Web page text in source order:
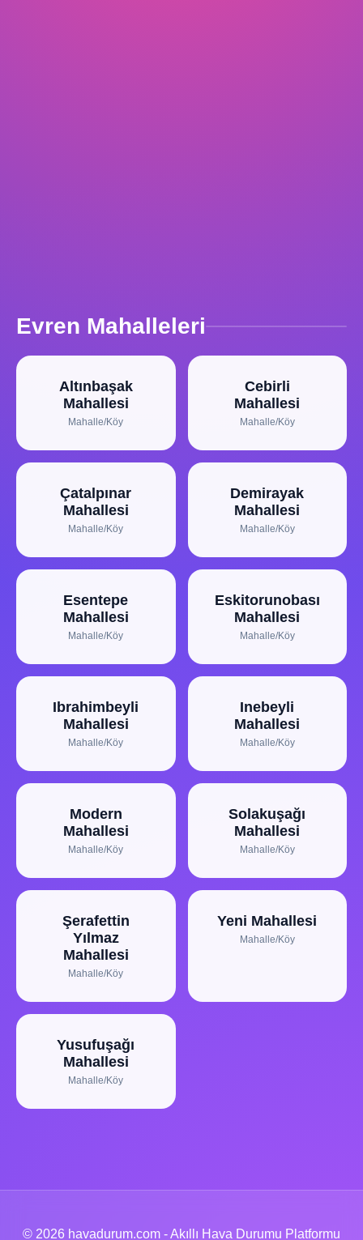
Evren Mahalleleri
Altınbaşak
Mahallesi
Mahalle/Köy
Cebirli
Mahallesi
Mahalle/Köy
Çatalpınar
Mahallesi
Mahalle/Köy
Demirayak
Mahallesi
Mahalle/Köy
Esentepe
Mahallesi
Mahalle/Köy
Eskitorunobası
Mahallesi
Mahalle/Köy
Ibrahimbeyli
Mahallesi
Mahalle/Köy
Inebeyli
Mahallesi
Mahalle/Köy
Modern
Mahallesi
Mahalle/Köy
Solakuşağı
Mahallesi
Mahalle/Köy
Şerafettin
Yılmaz
Mahallesi
Mahalle/Köy
Yeni Mahallesi
Mahalle/Köy
Yusufuşağı
Mahallesi
Mahalle/Köy
© 2026 havadurum.com - Akıllı Hava Durumu Platformu